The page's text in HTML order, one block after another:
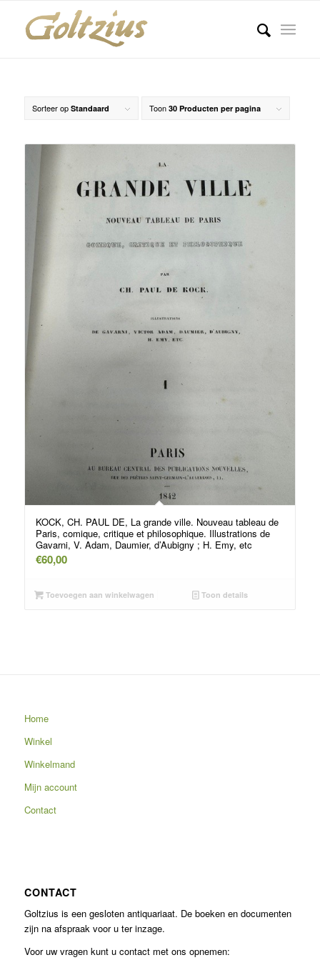
Sorteer op Standaard Toon 30 Producten per pagina
KOCK, CH. PAUL DE, La grande ville. Nouveau tableau de
Paris, comique, critique et philosophique. Illustrations de
Gavarni, V. Adam, Daumier, d’Aubigny ; H. Emy, etc
€60,00
Toevoegen aan winkelwagen Toon details
Home
Winkel
Winkelmand
Mijn account
Contact
CONTACT
Goltzius is een gesloten antiquariaat. De boeken en documenten
zijn na afspraak voor u ter inzage.
Voor uw vragen kunt u contact met ons opnemen: